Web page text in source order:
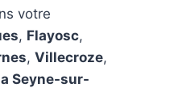
votre
, Flayosc,
, Villecroze,
Seyne-sur-